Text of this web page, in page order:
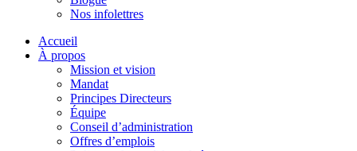
Nos infolettres
Accueil
À propos
Mission et vision
Mandat
Principes Directeurs
Équipe
Conseil d’administration
Offres d’emplois